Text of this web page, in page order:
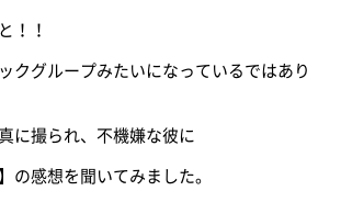
！！
グループみたいになっているではあり
に撮られ、不機嫌な彼に
の感想を聞いてみました。